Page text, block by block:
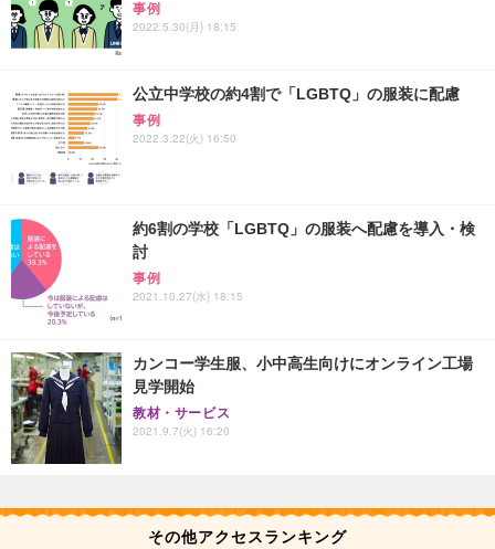
事例
2022.5.30(月) 18:15
公立中学校の約4割で「LGBTQ」の服装に配慮
事例
2022.3.22(火) 16:50
約6割の学校「LGBTQ」の服装へ配慮を導入・検
討
事例
2021.10.27(水) 18:15
カンコー学生服、小中高生向けにオンライン工場
見学開始
教材・サービス
2021.9.7(火) 16:20
その他アクセスランキング